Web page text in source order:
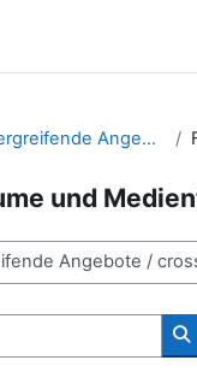
Fakultätsübergreifende Angebote / cross-faculty offers
und